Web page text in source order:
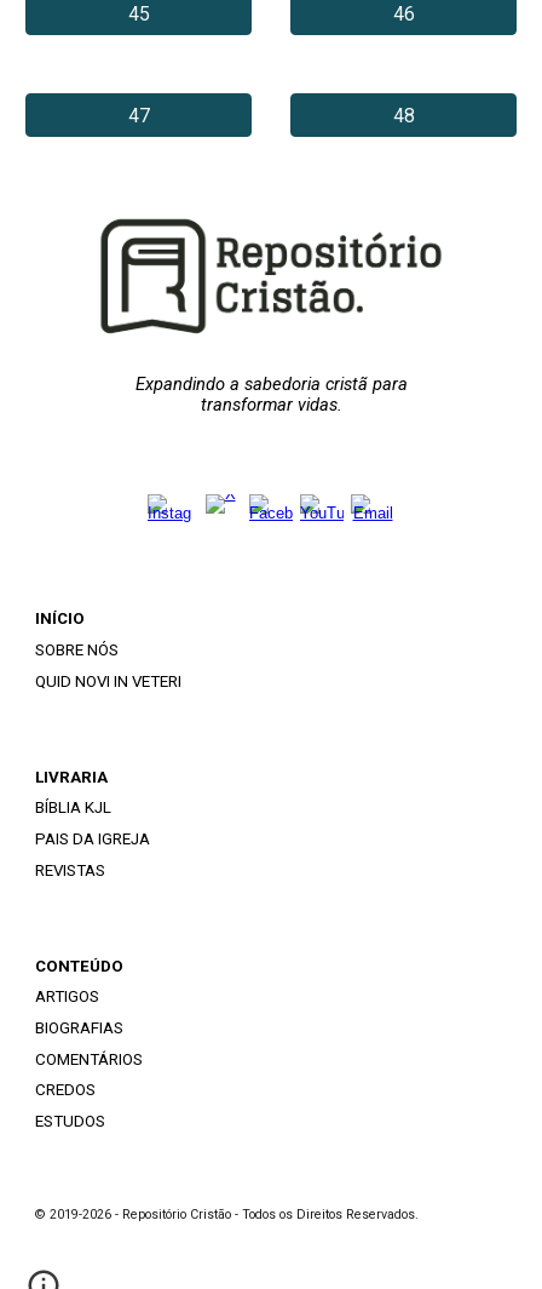
45 46
47 48
Expandindo a sabedoria cristã para
transformar vidas.
INÍCIO
SOBRE NÓS
QUID NOVI IN VETERI
LIVRARIA
BÍBLIA KJL
PAIS DA IGREJA
REVISTAS
CONTEÚDO
ARTIGOS
BIOGRAFIAS
COMENTÁRIOS
CREDOS
ESTUDOS
© 2019-2026 - Repositório Cristão - Todos os Direitos Reservados.